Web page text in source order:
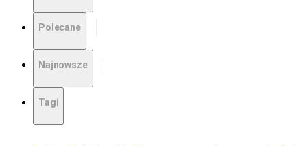
Polecane
Najnowsze
Tagi